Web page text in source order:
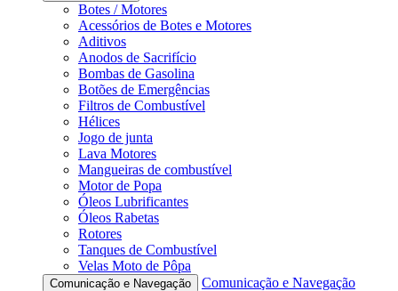
Botes / Motores
Acessórios de Botes e Motores
Aditivos
Anodos de Sacrifício
Bombas de Gasolina
Botões de Emergências
Filtros de Combustível
Hélices
Jogo de junta
Lava Motores
Mangueiras de combustível
Motor de Popa
Óleos Lubrificantes
Óleos Rabetas
Rotores
Tanques de Combustível
Velas Moto de Pôpa
Comunicação e Navegação
Comunicação e Navegação